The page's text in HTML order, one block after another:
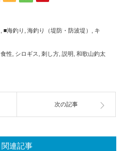
, ■海釣り , 海釣り（堤防・防波堤） , キ
食性, シロギス, 刺し方, 説明 , 和歌山釣太
次の記事
関連記事